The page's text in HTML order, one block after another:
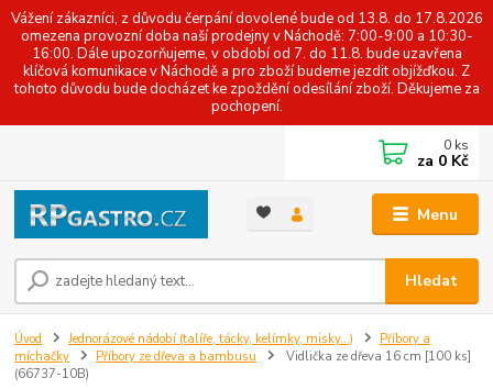
Vážení zákazníci, z důvodu čerpání dovolené bude od 13.8. do 17.8.2026
omezena provozní doba naší prodejny v Náchodě: 7:00-9:00 a 10:30-
16:00. Dále upozorňujeme, v období od 7. do 11.8. bude uzavřena
klíčová komunikace v Náchodě a pro zboží budeme jezdit objížďkou. Z
tohoto důvodu bude docházet ke zpoždění odesílání zboží. Děkujeme za
pochopení.
Menu
Hledat
0 ks
za 0 Kč
Úvod Jednorázové nádobí (talíře, tácky, kelímky, misky...)
Příbory a
míchačky
Příbory ze dřeva a bambusu
Vidlička ze dřeva 16 cm [100 ks]
(66737-10B)